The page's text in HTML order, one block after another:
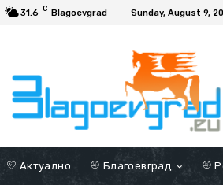
31.6 C Blagoevgrad Sunday, August 9,
Актуално Благоевград